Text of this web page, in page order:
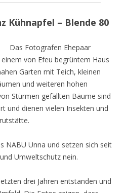
Kühnapfel – Blende 80
Das Fotografen Ehepaar
von Efeu begrüntem Haus
Garten mit Teich, kleinen
und weiteren hohen
Stürmen gefällten Bäume sind
und dienen vielen Insekten und
NABU Unna und setzen sich seit
Umweltschutz nein.
drei Jahren entstanden und